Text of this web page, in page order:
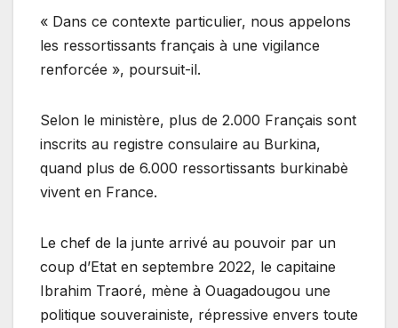
« Dans ce contexte particulier, nous appelons
les ressortissants français à une vigilance
renforcée », poursuit-il.
Selon le ministère, plus de 2.000 Français sont
inscrits au registre consulaire au Burkina,
quand plus de 6.000 ressortissants burkinabè
vivent en France.
Le chef de la junte arrivé au pouvoir par un
coup d’Etat en septembre 2022, le capitaine
Ibrahim Traoré, mène à Ouagadougou une
politique souverainiste, répressive envers toute